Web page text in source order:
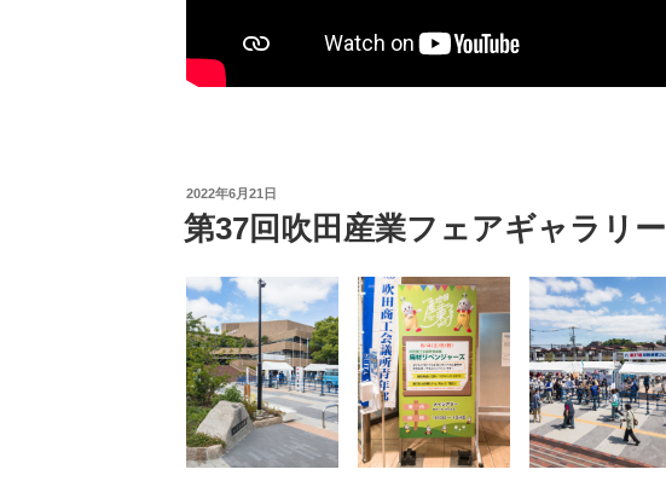
投
稿
日:
2022年6月21日
第37回吹田産業フェアギャラリー